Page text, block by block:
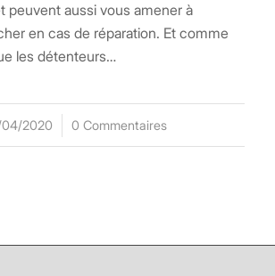
peuvent aussi vous amener à
en cas de réparation. Et comme
les détenteurs…
2020
/ 0 Commentaires